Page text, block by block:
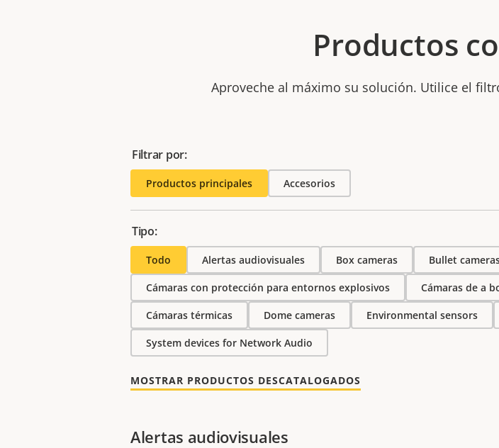
Productos
Aproveche al máximo su solución. Utilice el
Filtrar por:
Productos principales Accesorios
Tipo:
Todo Alertas audiovisuales Box cameras Bullet
Cámaras con protección para entornos explosivos Cámaras de a
Cámaras térmicas Dome cameras Environmental sensors
System devices for Network Audio
MOSTRAR PRODUCTOS DESCATALOGADOS
Alertas audiovisuales